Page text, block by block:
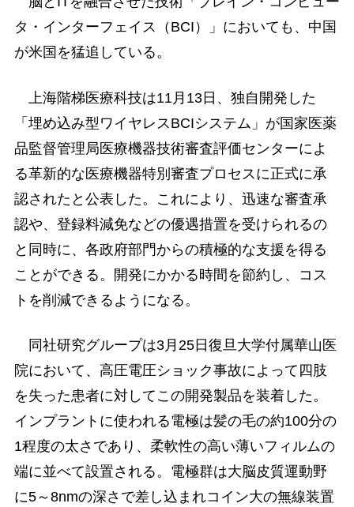
タ・インターフェイス（BCI）」においても、中国
が米国を猛追している。
上海階梯医療科技は11月13日、独自開発した
「埋め込み型ワイヤレスBCIシステム」が国家医薬
品監督管理局医療機器技術審査評価センターによ
る革新的な医療機器特別審査プロセスに正式に承
認されたと公表した。これにより、迅速な審査承
認や、登録料減免などの優遇措置を受けられるの
と同時に、各政府部門からの積極的な支援を得る
ことができる。開発にかかる時間を節約し、コス
トを削減できるようになる。
同社研究グループは3月25日復旦大学付属華山医
院において、高圧電圧ショック事故によって四肢
を失った患者に対してこの開発製品を装着した。
インプラントに使われる電極は髪の毛の約100分の
1程度の太さであり、柔軟性の高い薄いフィルムの
端に並べて設置される。電極群は大脳皮質運動野
に5～8nmの深さで差し込まれコイン大の無線装置